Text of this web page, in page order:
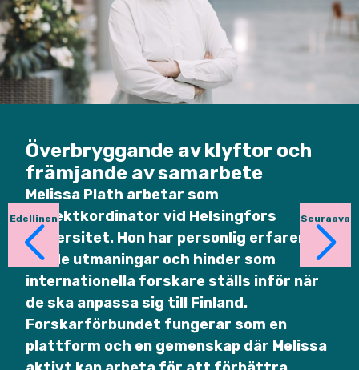
Överbryggande av klyftor och
främjande av samarbete
Melissa Plath arbetar som
projektkordinator vid Helsingfors
universitet. Hon har personlig erfarenhet
om
de utmaningar och hinder som
internationella forskare ställs inför när
de ska anpassa sig till Finland.
Forskarförbundet fungerar som en
plattform och en gemenskap där Melissa
Edellinen Seuraava